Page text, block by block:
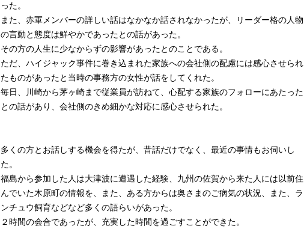
った。
また、赤軍メンバーの詳しい話はなかなか話されなかったが、リーダー格の人物
の言動と態度は鮮やかであったとの話があった。
その方の人生に少なからずの影響があったとのことである。
ただ、ハイジャック事件に巻き込まれた家族への会社側の配慮には感心させられ
たものがあったと当時の事務方の女性が話をしてくれた。
毎日、川崎から茅ヶ崎まで従業員が訪ねて、心配する家族のフォローにあたった
との話があり、会社側のきめ細かな対応に感心させられた。
多くの方とお話しする機会を得たが、昔話だけでなく、最近の事情もお伺いし
た。
福島から参加した人は大津波に遭遇した経験、九州の佐賀から来た人には以前住
んでいた木原町の情報を、また、ある方からは奥さまのご病気の状況、また、ラ
ンチュウ飼育などなど多くの語らいがあった。
２時間の会合であったが、充実した時間を過ごすことができた。